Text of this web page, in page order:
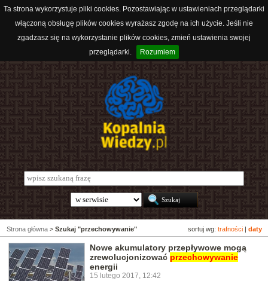
Ta strona wykorzystuje pliki cookies. Pozostawiając w ustawieniach przeglądarki
włączoną obsługę plików cookies wyrażasz zgodę na ich użycie. Jeśli nie
zgadzasz się na wykorzystanie plików cookies, zmień ustawienia swojej
przeglądarki.
Rozumiem
sortuj wg: trafności daty
Strona główna > Szukaj "przechowywanie"
Nowe akumulatory przepływowe mogą
zrewolucjonizować przechowywanie
energii
15 lutego 2017, 12:42